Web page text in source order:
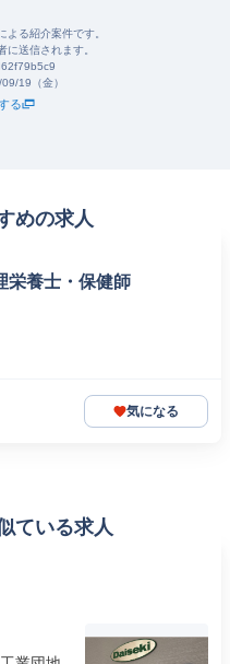
よる紹介案件です。
に送信されます。
19（金）
る
めの求人
栄養士・保健師
気になる
ている求人